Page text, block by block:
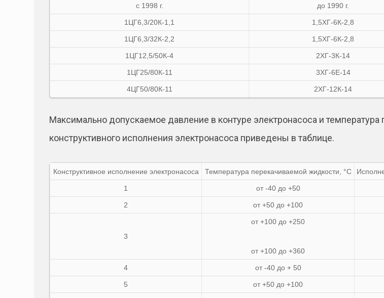
с 1998 г. до 1990 г.
1ЦГ6,3/20К-1,1 1,5ХГ-6К-2,8
1ЦГ6,3/32К-2,2 1,5ХГ-6К-2,8
1ЦГ12,5/50К-4 2ХГ-3К-14
1ЦГ25/80К-11 3ХГ-6E-14
4ЦГ50/80К-11 2ХГ-12К-14
Максимально допускаемое давление в контуре электронасоса и
конструктивного исполнения электронасоса приведены в таблице.
Конструктивное исполнение электронасоса Температура перекачиваемой жидкости, °C
1 от -40 до +50
2 от +50 до +100
3
от +100 до +250
от +100 до +360
4 от -40 до + 50
5 от +50 до +100